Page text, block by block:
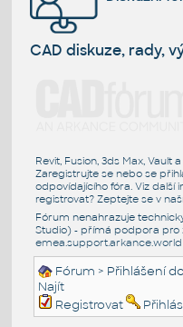
CAD diskuze, rady,
Revit, Fusion, 3ds Max, Vault
Zaregistrujte se nebo se
odpovídajícího fóra. Viz další
registrovat? Zeptejte se v
Fórum nenahrazuje
Studio) - přímá podpora pro
emea.support.arkance.world
Fórum > Přihlášení
Najít
Registrovat